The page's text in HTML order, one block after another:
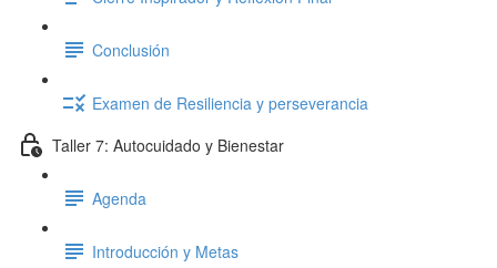
Conclusión
Examen de Resiliencia y perseverancia
Taller 7: Autocuidado y Bienestar
Agenda
Introducción y Metas